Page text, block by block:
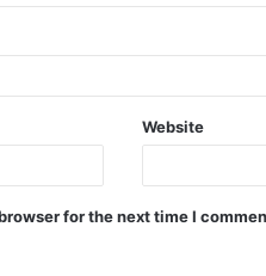
Website
for the next time I